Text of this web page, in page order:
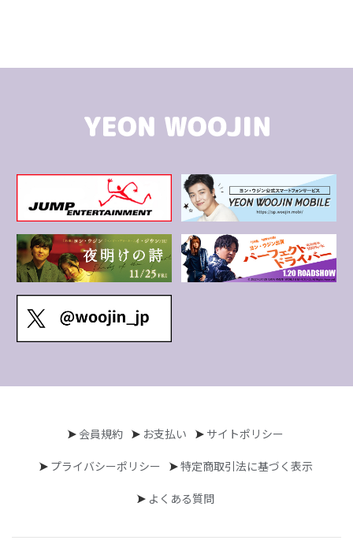
会員規約 お支払い サイトポリシー
プライバシーポリシー 特定商取引法に基づく表示
よくある質問